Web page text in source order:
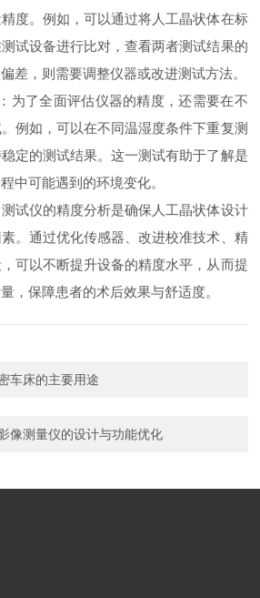
度。例如，可以通过将人工晶状体在标
试设备进行比对，查看两者测试结果的
差，则需要调整仪器或改进测试方法。
了全面评估仪器的精度，还需要在不
例如，可以在不同温湿度条件下重复测
定的测试结果。这一测试有助于了解是
中可能遇到的环境变化。
仪的精度分析是确保人工晶状体设计
。通过优化传感器、改进校准技术、精
可以不断提升设备的精度水平，从而提
，保障患者的术后效果与舒适度。
车床的主要用途
像测量仪的设计与功能优化